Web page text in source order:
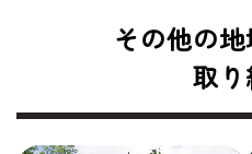
その他の
取